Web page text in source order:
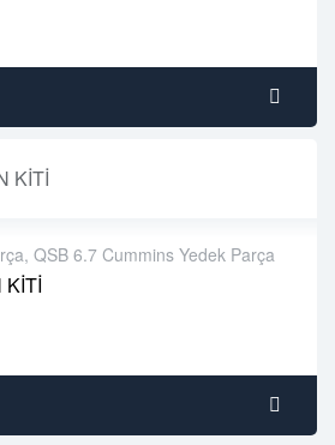
days
, QSB 6.7 Cummins Yedek Parça
KİTİ
days